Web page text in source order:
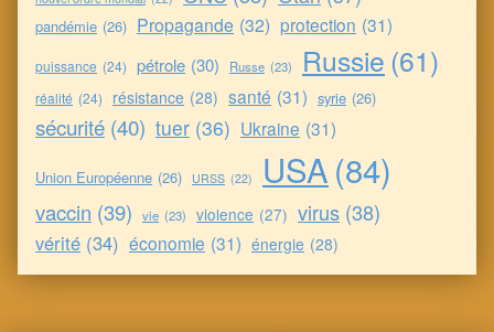
pandémie (26) Propagande (32) protection (31)
puissance (24) pétrole (30) Russe (23) Russie (61)
réalité (24) résistance (28) santé (31) syrie (26)
sécurité (40) tuer (36) Ukraine (31)
Union Européenne (26) URSS (22) USA(84)
vaccin (39) vie (23) violence (27) virus (38)
vérité (34) économie (31) énergie (28)